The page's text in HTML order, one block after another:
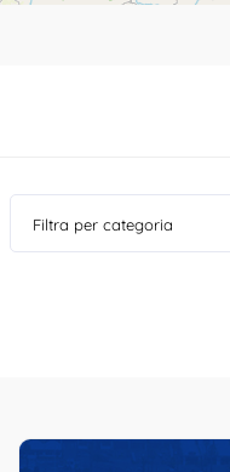
Filtra per categoria